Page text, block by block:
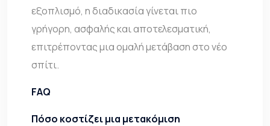
εξοπλισμό, η διαδικασία γίνεται πιο
γρήγορη, ασφαλής και αποτελεσματική,
επιτρέποντας μια ομαλή μετάβαση στο νέο
σπίτι.
FAQ
Πόσο κοστίζει μια μετακόμιση